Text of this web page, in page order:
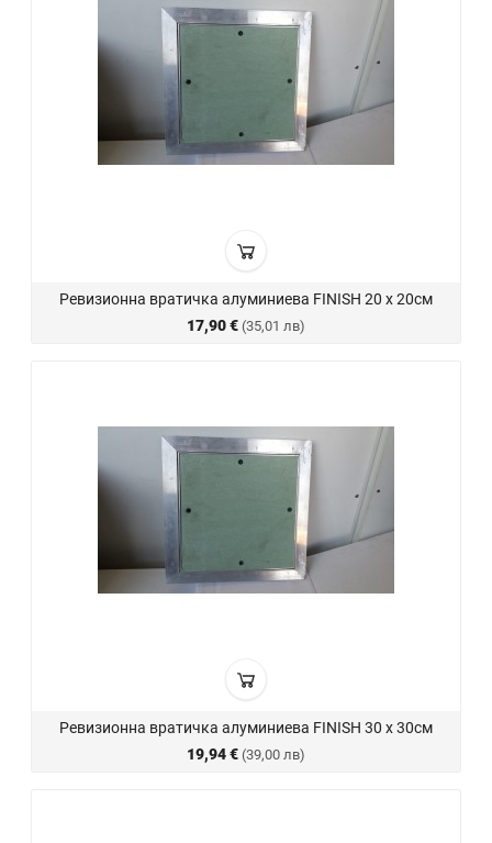
Ревизионна вратичка алуминиева FINISH 20 х 20см
17,90 € (35,01 лв)
Ревизионна вратичка алуминиева FINISH 30 х 30см
19,94 € (39,00 лв)